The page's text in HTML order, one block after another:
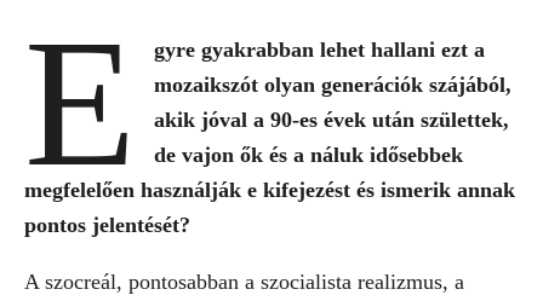
E
gyre gyakrabban lehet hallani ezt a
mozaikszót olyan generációk szájából,
akik jóval a 90-es évek után születtek,
de vajon ők és a náluk idősebbek
megfelelően használják e kifejezést és ismerik annak
pontos jelentését?
A szocreál, pontosabban a szocialista realizmus, a